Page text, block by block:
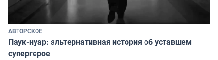
АВТОРСКОЕ
Паук-нуар: альтернативная история об уставшем
супергерое